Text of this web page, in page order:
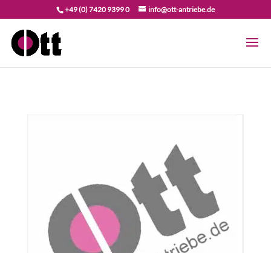
+49 (0) 7420 9399 0 info@ott-antriebe.de